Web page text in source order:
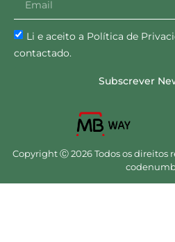
Li e aceito a Política de
contactado.
Subscrever
Copyright Ⓒ 2026 Todos os direitos